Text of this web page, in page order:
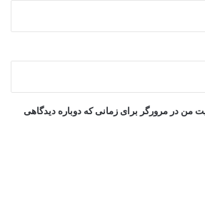
من در مرورگر برای زمانی که دوباره دیدگاهی